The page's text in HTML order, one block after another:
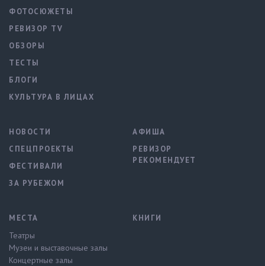
ФОТОСЮЖЕТЫ
РЕВИЗОР TV
ОБЗОРЫ
ТЕСТЫ
БЛОГИ
КУЛЬТУРА В ЛИЦАХ
НОВОСТИ
СПЕЦПРОЕКТЫ
ФЕСТИВАЛИ
ЗА РУБЕЖОМ
АФИША
РЕВИЗОР
РЕКОМЕНДУЕТ
МЕСТА
Театры
Музеи и выставочные залы
Концертные залы
КНИГИ